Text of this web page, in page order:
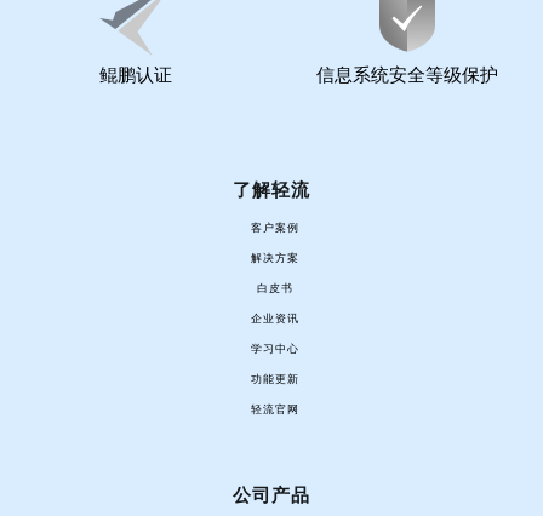
鲲鹏认证 信息系统安全等级保护
了解轻流
客户案例
解决方案
白皮书
企业资讯
学习中心
功能更新
轻流官网
公司产品